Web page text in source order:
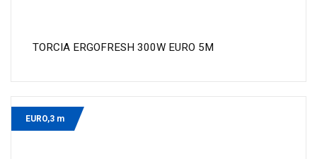
TORCIA ERGOFRESH 300W EURO 5M
EURO,3 m